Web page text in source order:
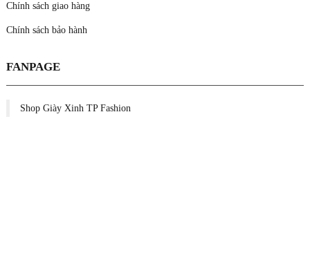
Chính sách giao hàng
Chính sách bảo hành
FANPAGE
Shop Giày Xinh TP Fashion